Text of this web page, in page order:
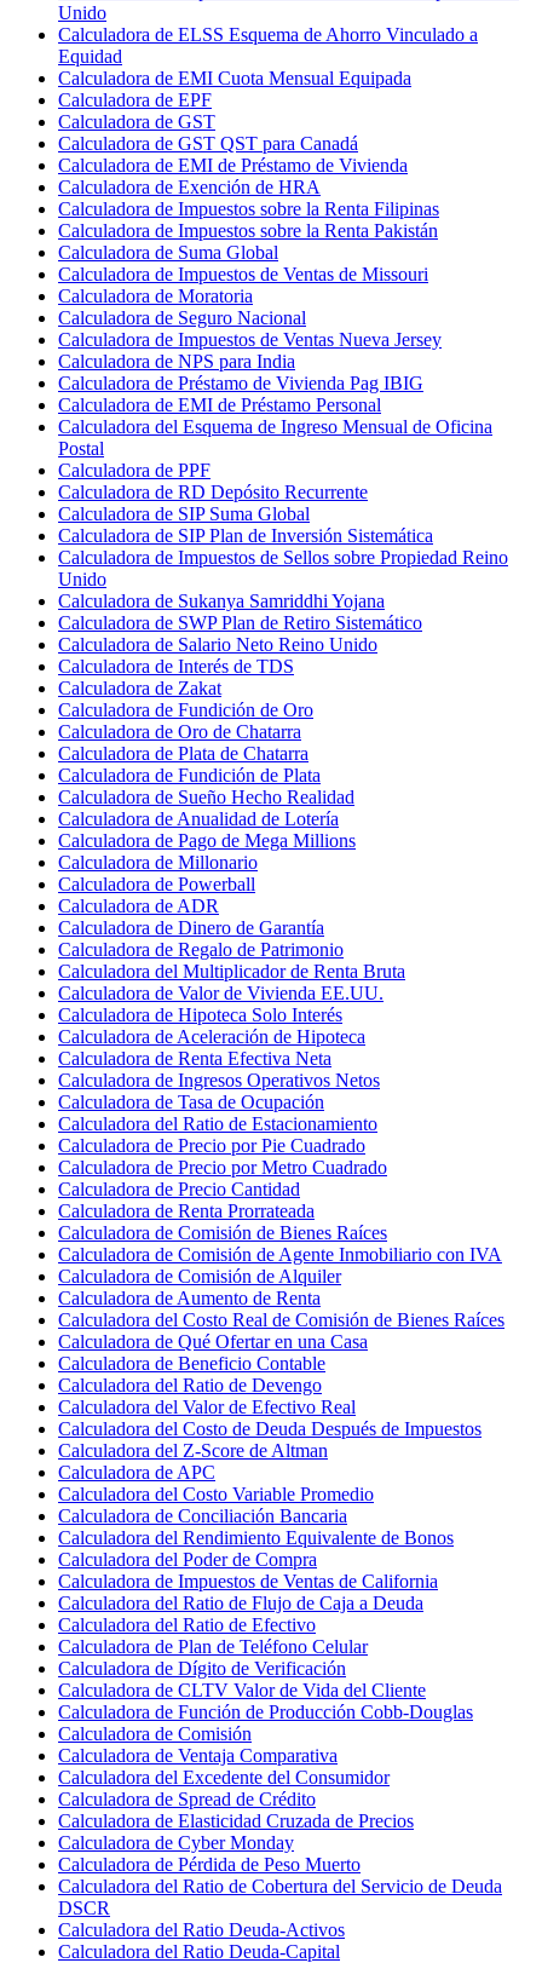
Unido
Calculadora de ELSS Esquema de Ahorro Vinculado a
Equidad
Calculadora de EMI Cuota Mensual Equipada
Calculadora de EPF
Calculadora de GST
Calculadora de GST QST para Canadá
Calculadora de EMI de Préstamo de Vivienda
Calculadora de Exención de HRA
Calculadora de Impuestos sobre la Renta Filipinas
Calculadora de Impuestos sobre la Renta Pakistán
Calculadora de Suma Global
Calculadora de Impuestos de Ventas de Missouri
Calculadora de Moratoria
Calculadora de Seguro Nacional
Calculadora de Impuestos de Ventas Nueva Jersey
Calculadora de NPS para India
Calculadora de Préstamo de Vivienda Pag IBIG
Calculadora de EMI de Préstamo Personal
Calculadora del Esquema de Ingreso Mensual de Oficina
Postal
Calculadora de PPF
Calculadora de RD Depósito Recurrente
Calculadora de SIP Suma Global
Calculadora de SIP Plan de Inversión Sistemática
Calculadora de Impuestos de Sellos sobre Propiedad Reino
Unido
Calculadora de Sukanya Samriddhi Yojana
Calculadora de SWP Plan de Retiro Sistemático
Calculadora de Salario Neto Reino Unido
Calculadora de Interés de TDS
Calculadora de Zakat
Calculadora de Fundición de Oro
Calculadora de Oro de Chatarra
Calculadora de Plata de Chatarra
Calculadora de Fundición de Plata
Calculadora de Sueño Hecho Realidad
Calculadora de Anualidad de Lotería
Calculadora de Pago de Mega Millions
Calculadora de Millonario
Calculadora de Powerball
Calculadora de ADR
Calculadora de Dinero de Garantía
Calculadora de Regalo de Patrimonio
Calculadora del Multiplicador de Renta Bruta
Calculadora de Valor de Vivienda EE.UU.
Calculadora de Hipoteca Solo Interés
Calculadora de Aceleración de Hipoteca
Calculadora de Renta Efectiva Neta
Calculadora de Ingresos Operativos Netos
Calculadora de Tasa de Ocupación
Calculadora del Ratio de Estacionamiento
Calculadora de Precio por Pie Cuadrado
Calculadora de Precio por Metro Cuadrado
Calculadora de Precio Cantidad
Calculadora de Renta Prorrateada
Calculadora de Comisión de Bienes Raíces
Calculadora de Comisión de Agente Inmobiliario con IVA
Calculadora de Comisión de Alquiler
Calculadora de Aumento de Renta
Calculadora del Costo Real de Comisión de Bienes Raíces
Calculadora de Qué Ofertar en una Casa
Calculadora de Beneficio Contable
Calculadora del Ratio de Devengo
Calculadora del Valor de Efectivo Real
Calculadora del Costo de Deuda Después de Impuestos
Calculadora del Z-Score de Altman
Calculadora de APC
Calculadora del Costo Variable Promedio
Calculadora de Conciliación Bancaria
Calculadora del Rendimiento Equivalente de Bonos
Calculadora del Poder de Compra
Calculadora de Impuestos de Ventas de California
Calculadora del Ratio de Flujo de Caja a Deuda
Calculadora del Ratio de Efectivo
Calculadora de Plan de Teléfono Celular
Calculadora de Dígito de Verificación
Calculadora de CLTV Valor de Vida del Cliente
Calculadora de Función de Producción Cobb-Douglas
Calculadora de Comisión
Calculadora de Ventaja Comparativa
Calculadora del Excedente del Consumidor
Calculadora de Spread de Crédito
Calculadora de Elasticidad Cruzada de Precios
Calculadora de Cyber Monday
Calculadora de Pérdida de Peso Muerto
Calculadora del Ratio de Cobertura del Servicio de Deuda
DSCR
Calculadora del Ratio Deuda-Activos
Calculadora del Ratio Deuda-Capital